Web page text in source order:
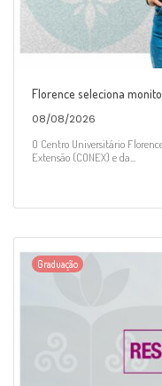
Florence seleciona
08/08/2026
O Centro Universitário
Extensão (CONEX) e da...
Graduação